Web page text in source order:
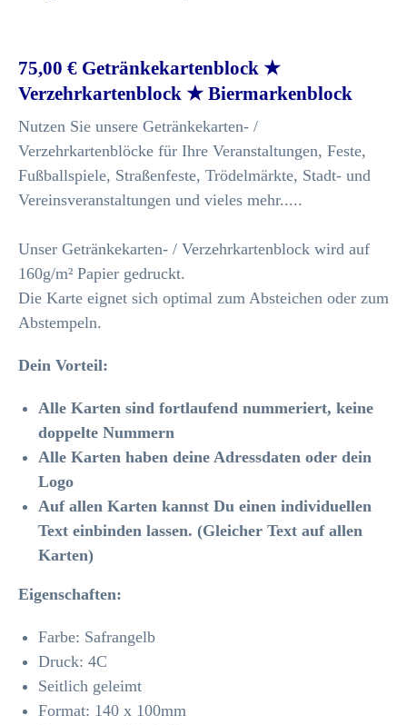
75,00 € Getränkekartenblock ★
Verzehrkartenblock ★ Biermarkenblock
Nutzen Sie unsere Getränkekarten- /
Verzehrkartenblöcke für Ihre Veranstaltungen, Feste,
Fußballspiele, Straßenfeste, Trödelmärkte, Stadt- und
Vereinsveranstaltungen und vieles mehr.....
Unser Getränkekarten- / Verzehrkartenblock wird auf
160g/m² Papier gedruckt.
Die Karte eignet sich optimal zum Absteichen oder zum
Abstempeln.
Dein Vorteil:
Alle Karten sind fortlaufend nummeriert, keine
doppelte Nummern
Alle Karten haben deine Adressdaten oder dein
Logo
Auf allen Karten kannst Du einen individuellen
Text einbinden lassen. (Gleicher Text auf allen
Karten)
Eigenschaften:
Farbe: Safrangelb
Druck: 4C
Seitlich geleimt
Format: 140 x 100mm